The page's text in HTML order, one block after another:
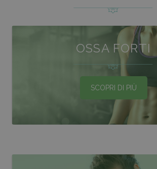
OSSA FORTI
SCOPRI DI PIÙ